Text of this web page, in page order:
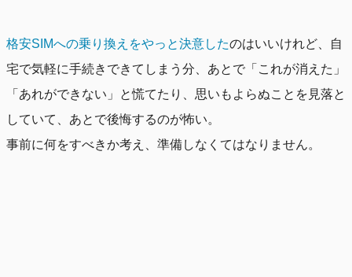
格安SIMへの乗り換えをやっと決意したのはいいけれど、自
宅で気軽に手続きできてしまう分、あとで「これが消えた」
「あれができない」と慌てたり、思いもよらぬことを見落と
していて、あとで後悔するのが怖い。
事前に何をすべきか考え、準備しなくてはなりません。